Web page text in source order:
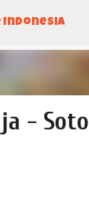
main content
Indonesia
- Soto